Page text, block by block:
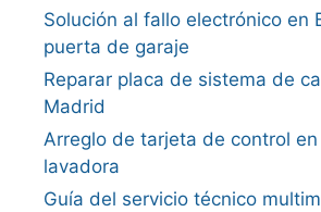
Solución al fallo electrónico en
puerta de garaje
Reparar placa de sistema de
Madrid
Arreglo de tarjeta de control
lavadora
Guía del servicio técnico